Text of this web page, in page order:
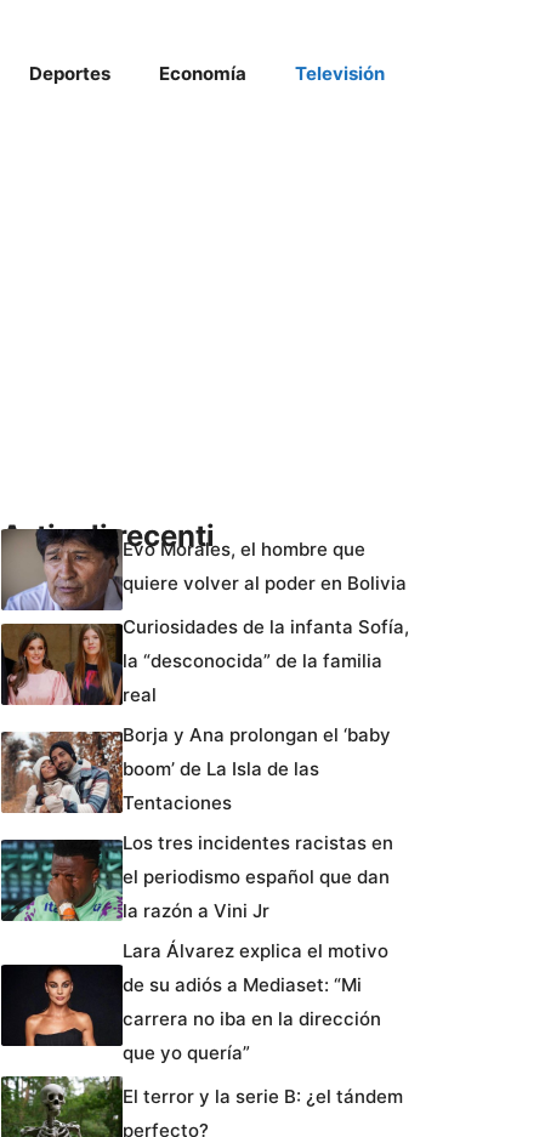
Deportes Economía Televisión
Articoli recentiEvo Morales, el hombre que
quiere volver al poder en Bolivia
Curiosidades de la infanta Sofía,
la “desconocida” de la familia
real
Borja y Ana prolongan el ‘baby
boom’ de La Isla de las
Tentaciones
Los tres incidentes racistas en
el periodismo español que dan
la razón a Vini Jr
Lara Álvarez explica el motivo
de su adiós a Mediaset: “Mi
carrera no iba en la dirección
que yo quería”
El terror y la serie B: ¿el tándem
perfecto?